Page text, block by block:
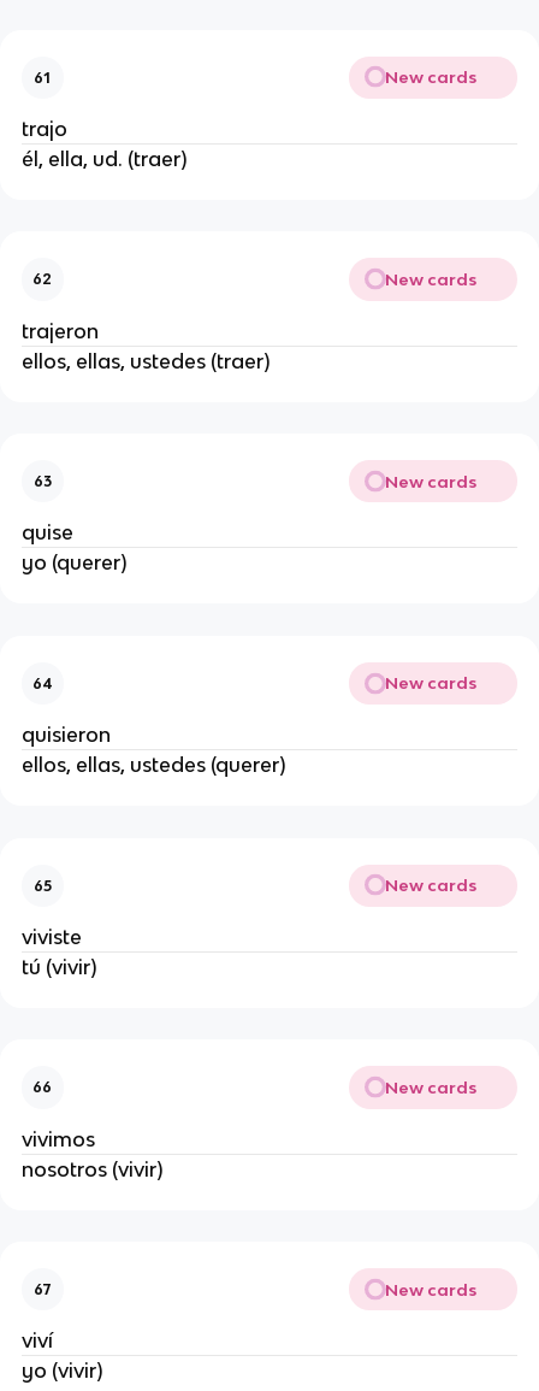
61 New cards
trajo
él, ella, ud. (traer)
62 New cards
trajeron
ellos, ellas, ustedes (traer)
63 New cards
quise
yo (querer)
64 New cards
quisieron
ellos, ellas, ustedes (querer)
65 New cards
viviste
tú (vivir)
66 New cards
vivimos
nosotros (vivir)
67 New cards
viví
yo (vivir)